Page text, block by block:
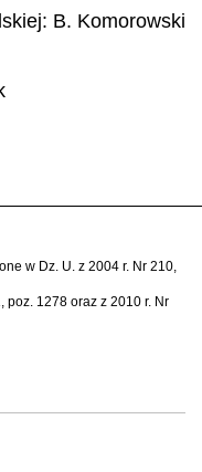
B. Komorowski
w Dz. U. z 2004 r. Nr 210,
poz. 1278 oraz z 2010 r. Nr